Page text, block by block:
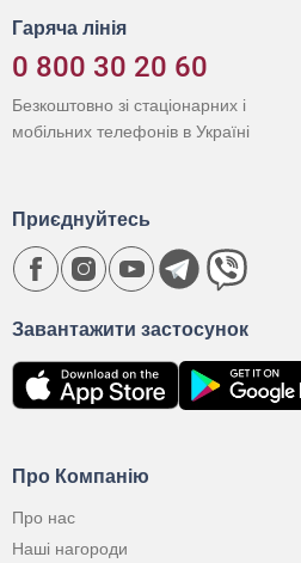
Гаряча лінія
0 800 30 20 60
Безкоштовно зі стаціонарних і
мобільних телефонів в Україні
Про Компанію
Про нас
Наші нагороди
Завантажити застосунок
Приєднуйтесь